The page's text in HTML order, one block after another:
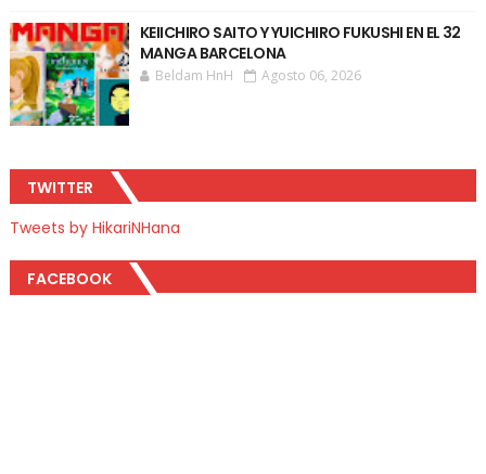
KEIICHIRO SAITO Y YUICHIRO FUKUSHI EN EL 32
MANGA BARCELONA
Beldam HnH Agosto 06, 2026
TWITTER
Tweets by HikariNHana
FACEBOOK